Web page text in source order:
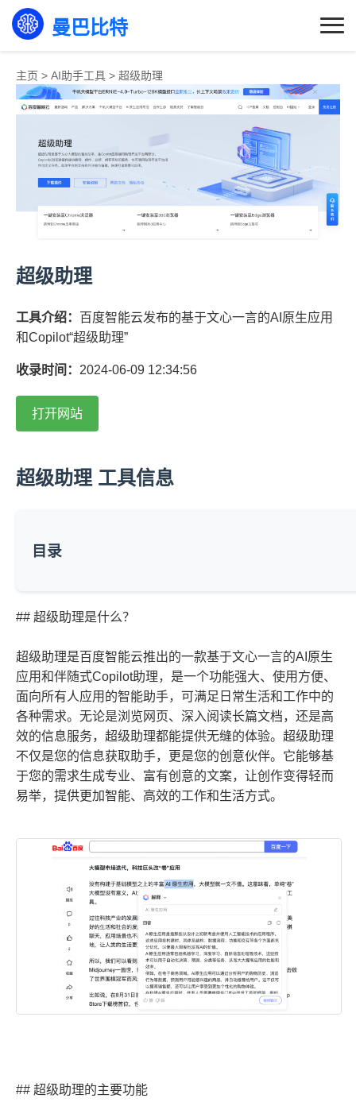
曼巴比特
主页 > AI助手工具 > 超级助理
超级助理
工具介绍： 百度智能云发布的基于文心一言的AI原生应用
和Copilot“超级助理”
收录时间： 2024-06-09 12:34:56
打开网站
超级助理 工具信息
目录
## 超级助理是什么？
超级助理是百度智能云推出的一款基于文心一言的AI原生
应用和伴随式Copilot助理，是一个功能强大、使用方便、
面向所有人应用的智能助手，可满足日常生活和工作中的
各种需求。无论是浏览网页、深入阅读长篇文档，还是高
效的信息服务，超级助理都能提供无缝的体验。超级助理
不仅是您的信息获取助手，更是您的创意伙伴。它能够基
于您的需求生成专业、富有创意的文案，让创作变得轻而
易举，提供更加智能、高效的工作和生活方式。
## 超级助理的主要功能